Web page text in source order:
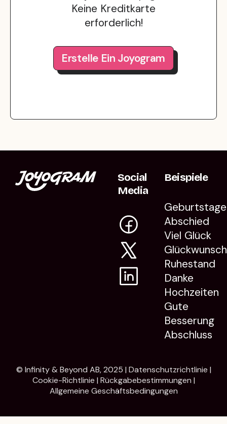
Keine Kreditkarte
erforderlich!
Erstelle Ein Joyogram
Social
Media
Beispiele
Geburtstage
Abschied
Viel Glück
Glückwunsch
Ruhestand
Danke
Hochzeiten
Gute
Besserung
Abschluss
© Infinity & Beyond AB, 2025 | Datenschutzrichtlinie |
Cookie-Richtlinie | Rückgabebestimmungen |
Allgemeine Geschäftsbedingungen